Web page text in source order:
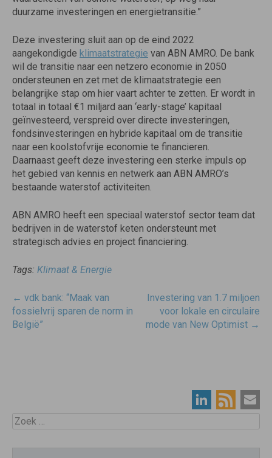
duurzame investeringen en energietransitie.”
Deze investering sluit aan op de eind 2022
aangekondigde klimaatstrategie van ABN AMRO. De bank
wil de transitie naar een netzero economie in 2050
ondersteunen en zet met de klimaatstrategie een
belangrijke stap om hier vaart achter te zetten. Er wordt in
totaal in totaal €1 miljard aan ‘early-stage’ kapitaal
geïnvesteerd, verspreid over directe investeringen,
fondsinvesteringen en hybride kapitaal om de transitie
naar een koolstofvrije economie te financieren.
Daarnaast geeft deze investering een sterke impuls op
het gebied van kennis en netwerk aan ABN AMRO’s
bestaande waterstof activiteiten.
ABN AMRO heeft een speciaal waterstof sector team dat
bedrijven in de waterstof keten ondersteunt met
strategisch advies en project financiering.
Tags: Klimaat & Energie
Post
navigatie
← vdk bank: “Maak van
fossielvrij sparen de norm in
België”
Investering van 1.7 miljoen
voor lokale en circulaire
mode van New Optimist →
Zoek